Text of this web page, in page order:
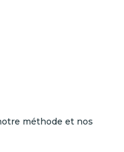
méthode et nos